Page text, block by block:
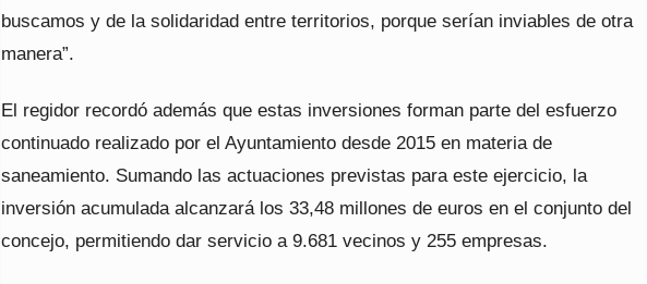
buscamos y de la solidaridad entre territorios, porque serían inviables de otra
manera”.
El regidor recordó además que estas inversiones forman parte del esfuerzo
continuado realizado por el Ayuntamiento desde 2015 en materia de
saneamiento. Sumando las actuaciones previstas para este ejercicio, la
inversión acumulada alcanzará los 33,48 millones de euros en el conjunto del
concejo, permitiendo dar servicio a 9.681 vecinos y 255 empresas.